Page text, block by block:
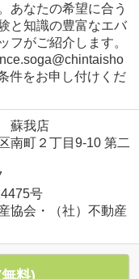
あなたの希望に合う
と知識の豊富なエバ
がご紹介します。
件をお申し付けくだ
蘇我店
南町２丁目9-10 第二
号
協会・（社）不動産
料)